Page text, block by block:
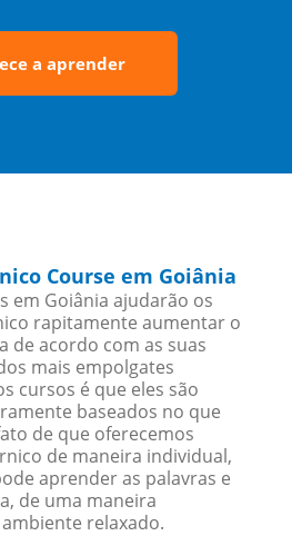
a aprender
Course em Goiânia
em Goiânia ajudarão os
rapitamente aumentar o
de acordo com as suas
mais empolgates
cursos é que eles são
baseados no que
de que oferecemos
de maneira individual,
aprender as palavras e
de uma maneira
relaxado.